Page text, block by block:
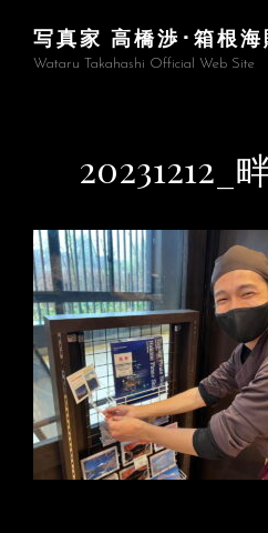
写真家 高橋渉･箱根海
Wataru Takahashi Official Web Site
20231212_